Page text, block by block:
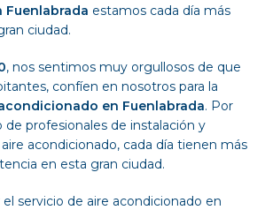
estamos cada día más
ciudad.
, nos sentimos muy orgullosos de que
confíen en nosotros para la
en Fuenlabrada. Por
de profesionales de instalación y
acondicionado, cada día tienen más
en esta gran ciudad.
servicio de aire acondicionado en